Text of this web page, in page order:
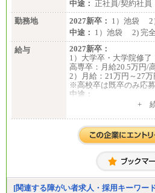
中途： 正社員/契約社員
勤務地
2027新卒： 1）池袋 2
中途： 1）池袋 2) 完
給与
2027新卒：
1）大学卒・大学院修了
高専卒：月給20.5万円/
2）月給：21万円～27万
※高校卒は既卒のみ応募
中途：
1）月給：21万円～25
+
[関連する障がい者求人・採用キーワー